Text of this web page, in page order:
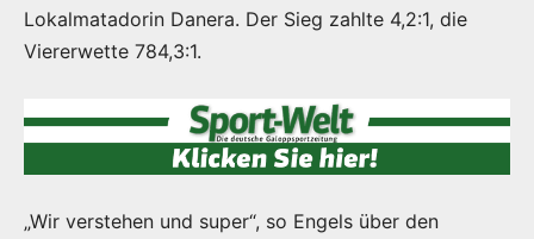
Lokalmatadorin Danera. Der Sieg zahlte 4,2:1, die
Viererwette 784,3:1.
„Wir verstehen und super“, so Engels über den